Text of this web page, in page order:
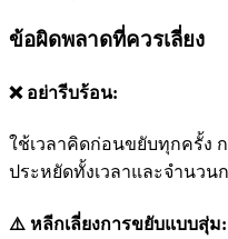
ข้อผิดพลาดที่ควรเลี่ยง
❌ อย่ารีบร้อน:
ใช้เวลาคิดก่อนขยับทุกครั้ง
ประหยัดทั้งเวลาและจำนวน
⚠️ หลีกเลี่ยงการขยับแบบสุ่ม: